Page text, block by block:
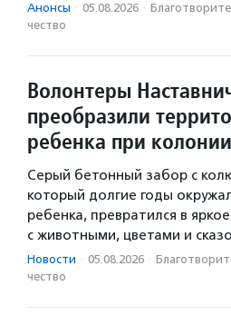
Анонсы · 05.08.2026 ·
чест­во
Волонтеры
преобразили
ребенка при
Серый бетонный забор с
который долгие годы
ребенка, превратился в
с животными, цветами и
Новости · 05.08.2026 ·
чест­во